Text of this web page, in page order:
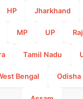
HP Jharkhand
MP UP
Tamil Nadu
Bengal Odisha